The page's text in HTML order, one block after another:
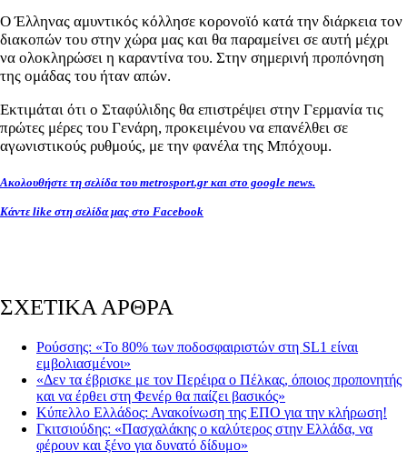
Ο Έλληνας αμυντικός κόλλησε κορονοϊό κατά την διάρκεια τον
διακοπών του στην χώρα μας και θα παραμείνει σε αυτή μέχρι
να ολοκληρώσει η καραντίνα του. Στην σημερινή προπόνηση
της ομάδας του ήταν απών.
Εκτιμάται ότι ο Σταφύλιδης θα επιστρέψει στην Γερμανία τις
πρώτες μέρες του Γενάρη, προκειμένου να επανέλθει σε
αγωνιστικούς ρυθμούς, με την φανέλα της Μπόχουμ.
Ακολουθήστε τη σελίδα του metrosport.gr και στο google news.
Κάντε like στη σελίδα μας στο Facebook
ΣΧΕΤΙΚΑ ΑΡΘΡΑ
Ρούσσης: «Το 80% των ποδοσφαιριστών στη SL1 είναι
εμβολιασμένοι»
«Δεν τα έβρισκε με τον Περέιρα ο Πέλκας, όποιος προπονητής
και να έρθει στη Φενέρ θα παίζει βασικός»
Κύπελλο Ελλάδος: Ανακοίνωση της ΕΠΟ για την κλήρωση!
Γκιτσιούδης: «Πασχαλάκης ο καλύτερος στην Ελλάδα, να
φέρουν και ξένο για δυνατό δίδυμο»